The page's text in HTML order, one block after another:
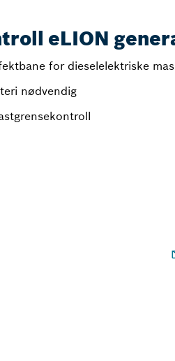
eLION
for dieselelektriske
nødvendig